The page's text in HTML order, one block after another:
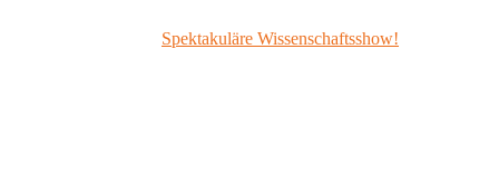
Spektakuläre Wissenschaftsshow!